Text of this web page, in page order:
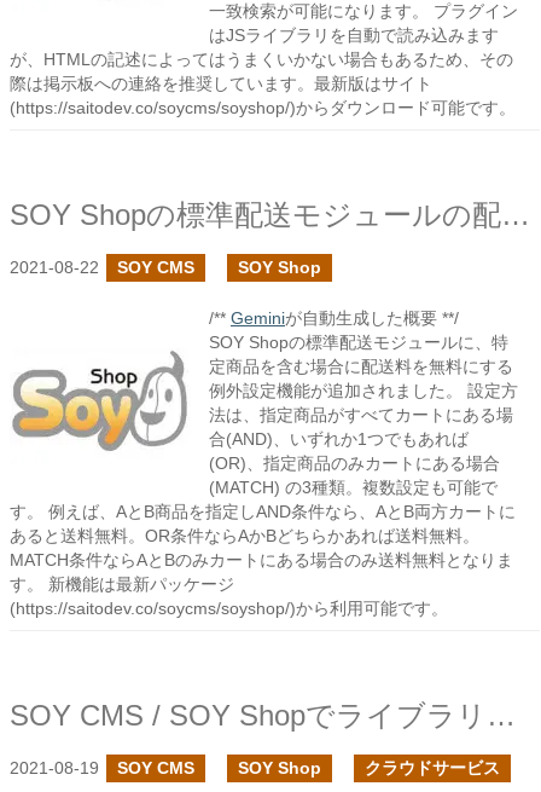
一致検索が可能になります。 プラグイン
はJSライブラリを自動で読み込みます
が、HTMLの記述によってはうまくいかない場合もあるため、その
際は掲示板への連絡を推奨しています。最新版はサイト
(https://saitodev.co/soycms/soyshop/)からダウンロード可能です。
SOY Shopの標準配送モジュールの配送料無料設定で例外の設定を追加しました
2021-08-22 SOY CMS SOY Shop
/** Geminiが自動生成した概要 **/
SOY Shopの標準配送モジュールに、特
定商品を含む場合に配送料を無料にする
例外設定機能が追加されました。 設定方
法は、指定商品がすべてカートにある場
合(AND)、いずれか1つでもあれば
(OR)、指定商品のみカートにある場合
(MATCH) の3種類。複数設定も可能で
す。 例えば、AとB商品を指定しAND条件なら、AとB両方カートに
あると送料無料。OR条件ならAかBどちらかあれば送料無料。
MATCH条件ならAとBのみカートにある場合のみ送料無料となりま
す。 新機能は最新パッケージ
(https://saitodev.co/soycms/soyshop/)から利用可能です。
SOY CMS / SOY ShopでライブラリをCDN経由にする設定を追加しました
2021-08-19 SOY CMS SOY Shop クラウドサービス